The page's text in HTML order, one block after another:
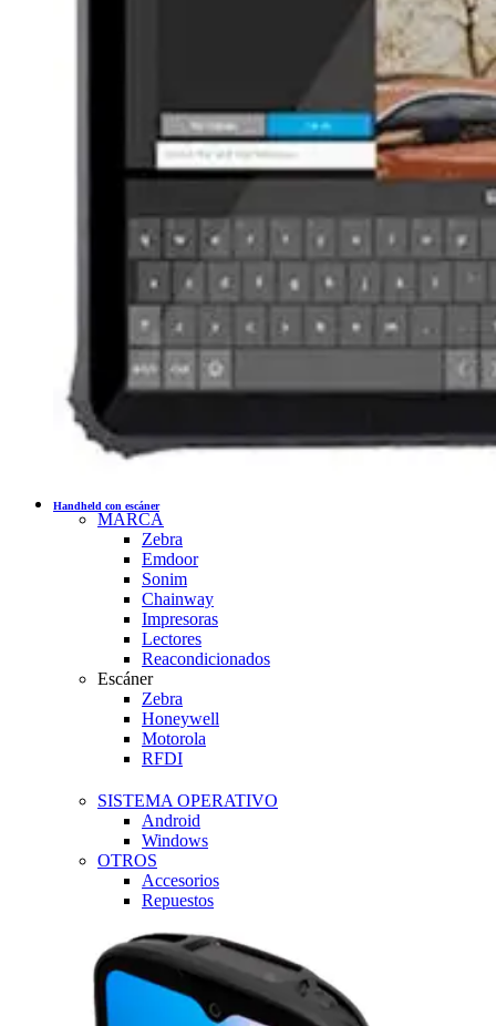
Handheld con escáner
MARCA
Zebra
Emdoor
Sonim
Chainway
Impresoras
Lectores
Reacondicionados
Escáner
Zebra
Honeywell
Motorola
RFDI
SISTEMA OPERATIVO
Android
Windows
OTROS
Accesorios
Repuestos